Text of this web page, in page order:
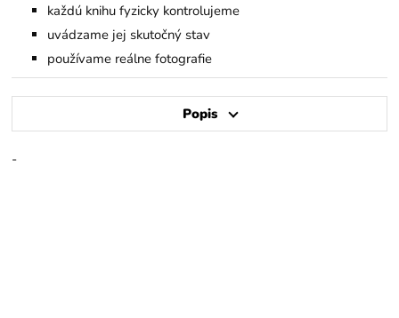
každú knihu fyzicky kontrolujeme
uvádzame jej skutočný stav
používame reálne fotografie
Popis
-